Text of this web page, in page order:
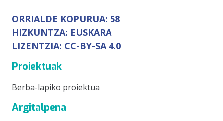
ORRIALDE KOPURUA: 58
HIZKUNTZA: EUSKARA
LIZENTZIA: CC-BY-SA 4.0
Proiektuak
Berba-lapiko proiektua
Argitalpena